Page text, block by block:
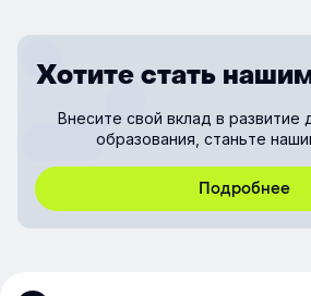
Хотите стать
Внесите свой вклад в развитие
образования, станьте
Подробнее